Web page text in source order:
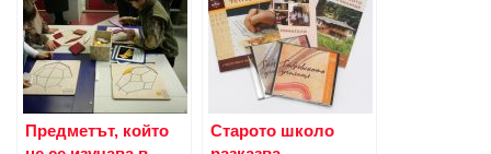
Предметът, който
Старото школо